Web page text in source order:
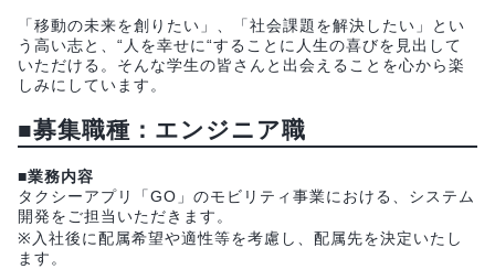
「移動の未来を創りたい」、「社会課題を解決したい」とい
う高い志と、“人を幸せに“することに人生の喜びを見出して
いただける。そんな学生の皆さんと出会えることを心から楽
しみにしています。
■募集職種：エンジニア職
■業務内容
タクシーアプリ「GO」のモビリティ事業における、システム
開発をご担当いただきます。
※入社後に配属希望や適性等を考慮し、配属先を決定いたし
ます。